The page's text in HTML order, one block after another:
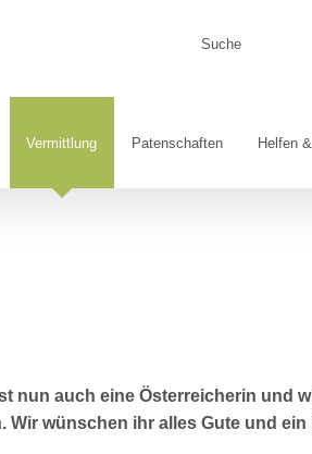
Vermittlung Patenschaften Helfen
nun auch eine Österreicherin und
Wir wünschen ihr alles Gute und